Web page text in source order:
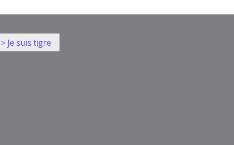
> Je suis tigre